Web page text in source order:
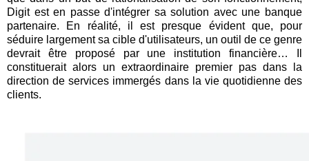
Digit est en passe d'intégrer sa solution avec une banque
partenaire. En réalité, il est presque évident que, pour
séduire largement sa cible d'utilisateurs, un outil de ce genre
devrait être proposé par une institution financière… Il
constituerait alors un extraordinaire premier pas dans la
direction de services immergés dans la vie quotidienne des
clients.